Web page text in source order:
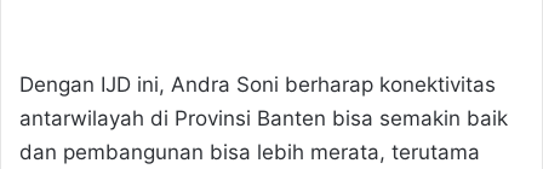
Dengan IJD ini, Andra Soni berharap konektivitas
antarwilayah di Provinsi Banten bisa semakin baik
dan pembangunan bisa lebih merata, terutama